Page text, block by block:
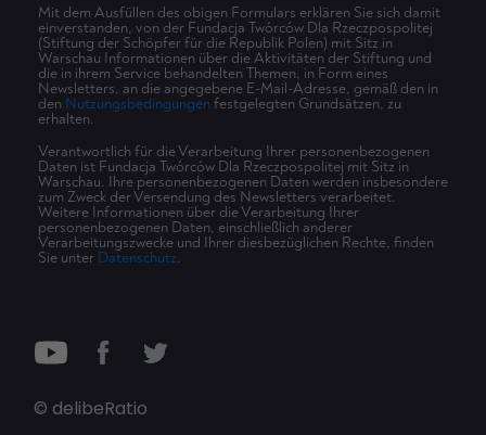
Mit dem Ausfüllen des obigen Formulars erklären Sie sich damit
einverstanden, von der Fundacja Twórców Dla Rzeczpospolitej
(Stiftung der Schöpfer für die Republik Polen) mit Sitz in
Warschau Informationen über die Aktivitäten der Stiftung und
die in ihrem Service behandelten Themen, in Form eines
Newsletters, an die angegebene E-Mail-Adresse, gemäß den in
den Nutzungsbedingungenfestgelegten Grundsätzen, zu
erhalten.
Verantwortlich für die Verarbeitung Ihrer personenbezogenen
Daten ist Fundacja Twórców Dla Rzeczpospolitej mit Sitz in
Warschau. Ihre personenbezogenen Daten werden insbesondere
zum Zweck der Versendung des Newsletters verarbeitet.
Weitere Informationen über die Verarbeitung Ihrer
personenbezogenen Daten, einschließlich anderer
Verarbeitungszwecke und Ihrer diesbezüglichen Rechte, finden
Sie unter Datenschutz.
© delibeRatio